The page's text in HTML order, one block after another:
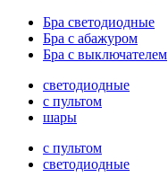
Бра светодиодные
Бра с абажуром
Бра с выключателем
светодиодные
с пультом
шары
с пультом
светодиодные